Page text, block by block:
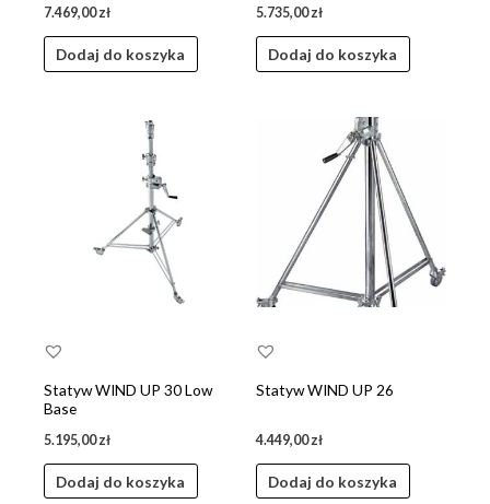
7.469,00zł
Dodaj do koszyka
5.735,00zł
Dodaj do koszyka
Statyw WIND UP 30 Low
Base
5.195,00zł
Dodaj do koszyka
Statyw WIND UP 26
4.449,00zł
Dodaj do koszyka